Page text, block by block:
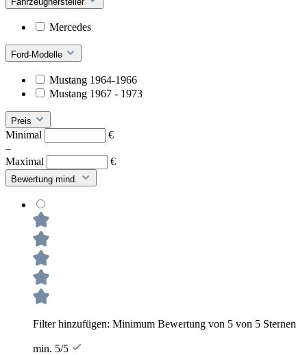
Mercedes
Ford-Modelle
Mustang 1964-1966
Mustang 1967 - 1973
Preis
Minimal
€
–
Maximal
€
Bewertung mind.
Filter hinzufügen: Minimum Bewertung von 5 von 5 Sternen
min. 5/5